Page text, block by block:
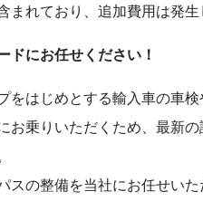
まれており、追加費用は発生
ドにお任せください！
をはじめとする輸入車の車検
お乗りいただくため、最新
スの整備を当社にお任せい